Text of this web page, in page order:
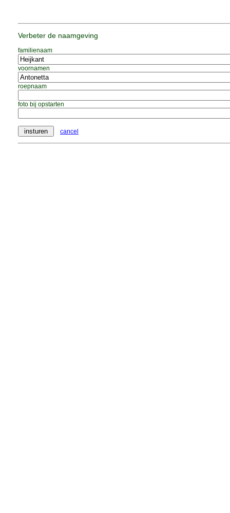
Verbeter de naamgeving
familienaam
voornamen
roepnaam
foto bij opstarten
cancel